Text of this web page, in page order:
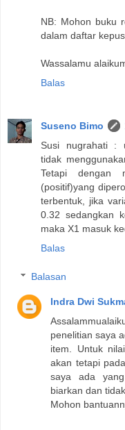
NB: Mohon buku
dalam daftar
Wassalamu
Balas
Suseno Bimo
Susi nugrahati :
tidak
Tetapi dengan
(positif)yang
terbentuk, jika
0.32 sedangkan
maka X1 masuk
Balas
Balasan
Indra Dwi
penelitian saya
item. Untuk
akan tetapi
saya ada
biarkan dan
Mohon